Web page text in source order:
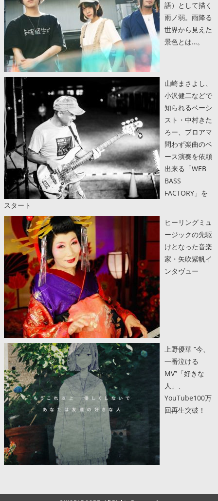
語）として描く
雨ノ弱。雨降る
世界から見えた
景色とは…。
山崎まさよし、
小沢健二などで
知られるベーシ
スト・中村きた
ろー、プロアマ
問わず楽曲のベ
ース演奏を依頼
出来る「WEB
BASS
FACTORY」を
スタート
ヒーリングミュ
ージックの先駆
けとなった音楽
家・矢吹紫帆イ
ンタヴュー
上野優華 “今、
一番泣ける
MV”「好きな
人」、
YouTube100万
回再生突破！